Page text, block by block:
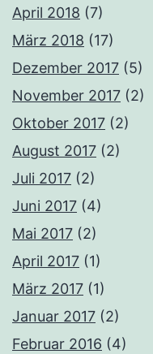
April 2018 (7)
März 2018 (17)
Dezember 2017 (5)
November 2017 (2)
Oktober 2017 (2)
August 2017 (2)
Juli 2017 (2)
Juni 2017 (4)
Mai 2017 (2)
April 2017 (1)
März 2017 (1)
Januar 2017 (2)
Februar 2016 (4)